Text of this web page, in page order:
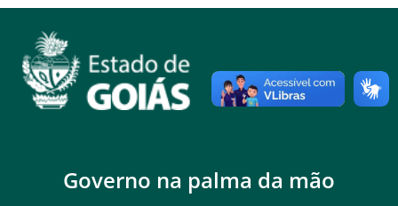
Governo na palma da mão